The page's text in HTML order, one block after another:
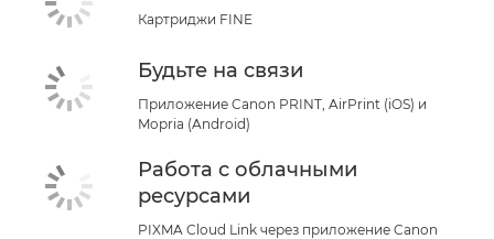
Картриджи FINE
Будьте на связи
Приложение Canon PRINT, AirPrint (iOS) и
Mopria (Android)
Работа с облачными
ресурсами
PIXMA Cloud Link через приложение Canon